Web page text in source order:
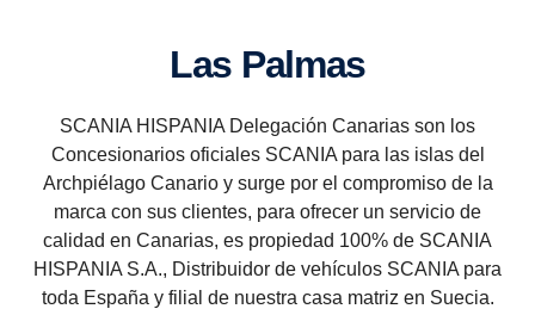
Las Palmas
SCANIA HISPANIA Delegación Canarias son los
Concesionarios oficiales SCANIA para las islas del
Archpiélago Canario y surge por el compromiso de la
marca con sus clientes, para ofrecer un servicio de
calidad en Canarias, es propiedad 100% de SCANIA
HISPANIA S.A., Distribuidor de vehículos SCANIA para
toda España y filial de nuestra casa matriz en Suecia.